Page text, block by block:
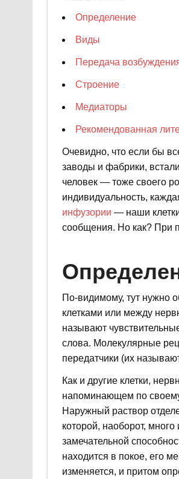
Определение
Виды
Передача
Строение
Медиаторы
Рекомендованная
Очевидно, что если бы
заводы и фабрики,
человек — тоже своего
индивидуальность,
инфузории — наши
сообщения. Но как? При
По-видимому, тут нужно
клетками или между
называют
слова. Молекулярные
передатчики (их
Как и другие клетки,
напоминающем по
Наружный раствор
которой, наоборот,
замечательной
находится в покое, его
изменяется, и притом